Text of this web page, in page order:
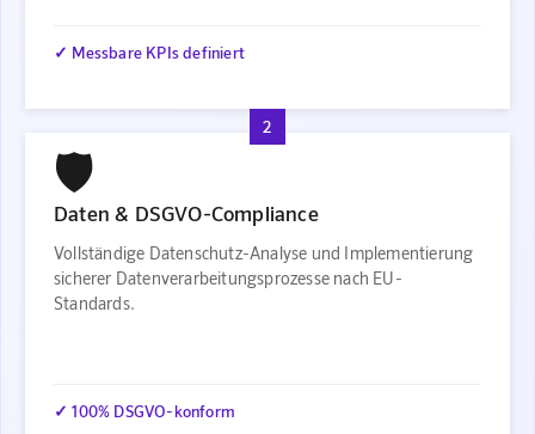
✓ Messbare KPIs definiert
2
🛡️
Daten & DSGVO-Compliance
Vollständige Datenschutz-Analyse und Implementierung
sicherer Datenverarbeitungsprozesse nach EU-
Standards.
✓ 100% DSGVO-konform